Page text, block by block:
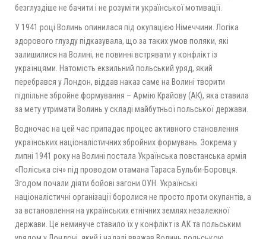
безглуздіше не бачити і не розуміти української мотивації.
У 1941 році Волинь опинилася під окупацією Німеччини. Логіка
здорового глузду підказувала, що за таких умов поляки, які
залишилися на Волині, не повинні встрявати у конфлікт із
українцями. Натомість екзильний польський уряд, який
перебрався у Лондон, віддав наказ саме на Волині творити
підпільне збройне формування – Армію Крайову (АК), яка ставила
за мету утримати Волинь у складі майбутньої польської держави.
Водночас на цей час припадає процес активного становлення
українських націоналістичних збройних формувань. Зокрема у
липні 1941 року на Волині постала Українська повстанська армія
«Поліська січ» під проводом отамана Тараса Бульби-Боровця.
Згодом почали діяти бойові загони ОУН. Українські
націоналістичні організації боролися не просто проти окупантів, а
за встановлення на українських етнічних землях незалежної
держави. Це неминуче ставило їх у конфлікт із АК та польським